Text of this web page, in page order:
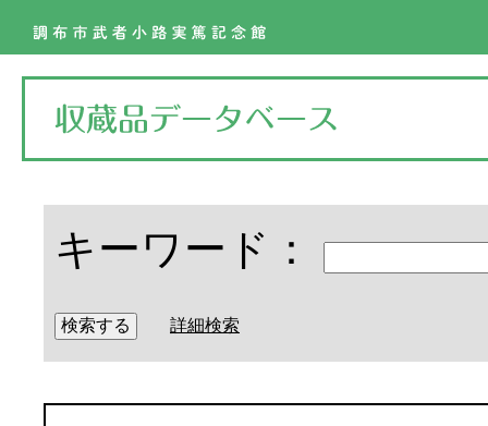
キーワード：
詳細検索